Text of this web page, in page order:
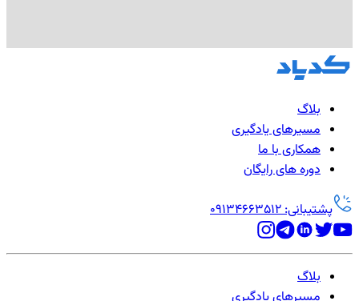
بلاگ
مسیرهای یادگیری
همکاری با ما
دوره های رایگان
پشتیبانی: 09134663512
بلاگ